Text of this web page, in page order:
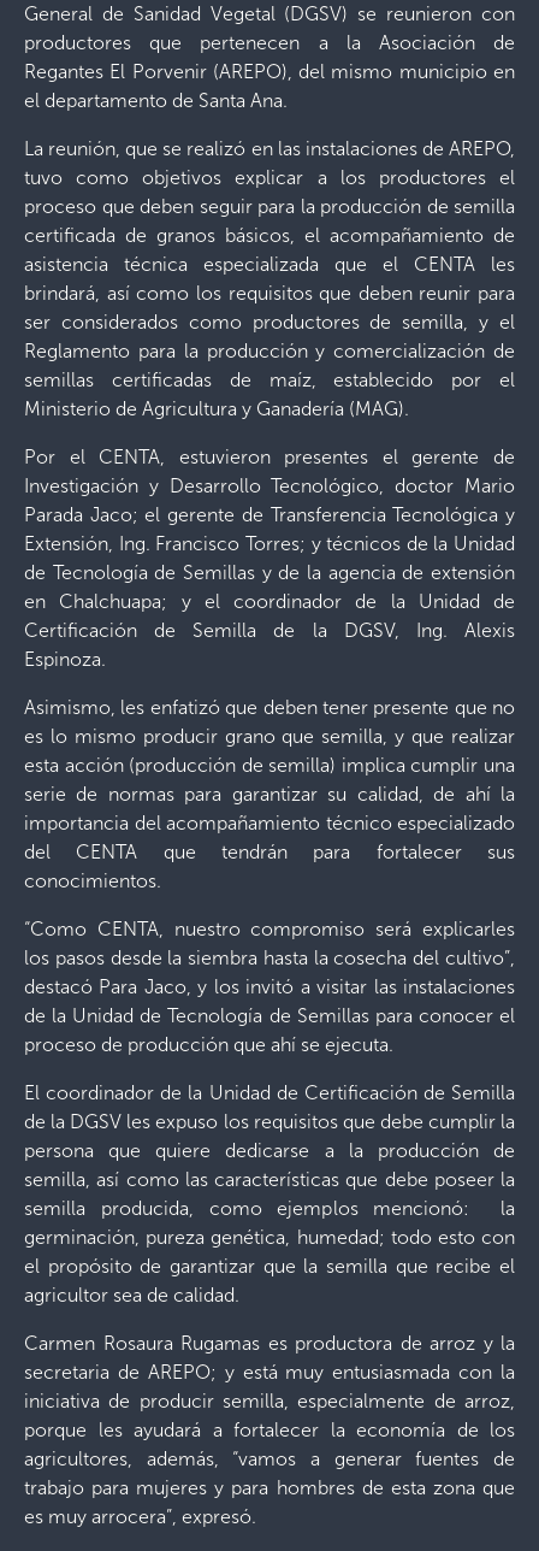
General de Sanidad Vegetal (DGSV) se reunieron con
productores que pertenecen a la Asociación de
Regantes El Porvenir (AREPO), del mismo municipio en
el departamento de Santa Ana.
La reunión, que se realizó en las instalaciones de AREPO,
tuvo como objetivos explicar a los productores el
proceso que deben seguir para la producción de semilla
certificada de granos básicos, el acompañamiento de
asistencia técnica especializada que el CENTA les
brindará, así como los requisitos que deben reunir para
ser considerados como productores de semilla, y el
Reglamento para la producción y comercialización de
semillas certificadas de maíz, establecido por el
Ministerio de Agricultura y Ganadería (MAG).
Por el CENTA, estuvieron presentes el gerente de
Investigación y Desarrollo Tecnológico, doctor Mario
Parada Jaco; el gerente de Transferencia Tecnológica y
Extensión, Ing. Francisco Torres; y técnicos de la Unidad
de Tecnología de Semillas y de la agencia de extensión
en Chalchuapa; y el coordinador de la Unidad de
Certificación de Semilla de la DGSV, Ing. Alexis
Espinoza.
Asimismo, les enfatizó que deben tener presente que no
es lo mismo producir grano que semilla, y que realizar
esta acción (producción de semilla) implica cumplir una
serie de normas para garantizar su calidad, de ahí la
importancia del acompañamiento técnico especializado
del CENTA que tendrán para fortalecer sus
conocimientos.
“Como CENTA, nuestro compromiso será explicarles
los pasos desde la siembra hasta la cosecha del cultivo”,
destacó Para Jaco, y los invitó a visitar las instalaciones
de la Unidad de Tecnología de Semillas para conocer el
proceso de producción que ahí se ejecuta.
El coordinador de la Unidad de Certificación de Semilla
de la DGSV les expuso los requisitos que debe cumplir la
persona que quiere dedicarse a la producción de
semilla, así como las características que debe poseer la
semilla producida, como ejemplos mencionó: la
germinación, pureza genética, humedad; todo esto con
el propósito de garantizar que la semilla que recibe el
agricultor sea de calidad.
Carmen Rosaura Rugamas es productora de arroz y la
secretaria de AREPO; y está muy entusiasmada con la
iniciativa de producir semilla, especialmente de arroz,
porque les ayudará a fortalecer la economía de los
agricultores, además, “vamos a generar fuentes de
trabajo para mujeres y para hombres de esta zona que
es muy arrocera”, expresó.